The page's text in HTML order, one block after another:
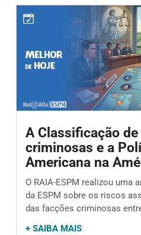
A Classificação
criminosas e a
Americana na
O RAIA-ESPM realizou uma
da ESPM sobre os riscos
das facções criminosas
+ SAIBA MAIS